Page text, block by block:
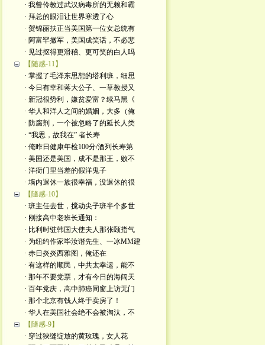
· 我曾伶教过武汉病毒所的无赖和霸
· 拜总的眼泪让世界寒透了心
· 贺锦丽扶正当美国第一位女总统有
· 阿富罕撤军，美国成笑话，不必悲
· 见过抠得更滑稽、更可笑的白人吗
【随感-11】
· 掌握了毛泽东思想的塔利班，细思
· 今日有幸和蒋大公子、一草教授又
· 新冠很势利，嫌贫爱富？续马黑《
· 华人和洋人之间的婚姻，大多（俺
· 防腐剂，一个被忽略了的延长人类
· “我思，故我在” 者长寿
· 俺昨日健康年检100分/酒列长寿第
· 美国还是美国，成不是那王，败不
· 洋衙门里当差的假洋鬼子
· 墙内退休一族很幸福，没退休的很
【隨感-10】
· 班主任去世，搅动尖子班半个多世
· 刚接高中老班长通知：
· 比利时驻韩国大使夫人那张颐指气
· 为纽约作家毕汝谐先生、一冰MM建
· 赤日炎炎西雅图，俺还在
· 有这样的顺民，中共太幸运，能不
· 那年不要党票，才有今日的海阔天
· 百年党庆，高中肺癌同窗上访无门
· 那个北京有钱人终于卖房了！
· 华人在美国社会绝不会被淘汰，不
【隨感-9】
· 穿过狹缝绽放的黄玫瑰，女人花